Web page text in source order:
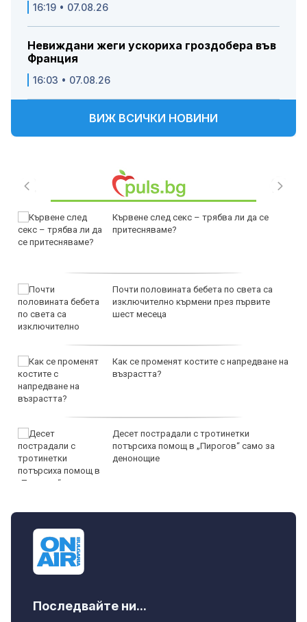
16:19 • 07.08.26
Невиждани жеги ускориха гроздобера във
Франция
16:03 • 07.08.26
ВИЖ ВСИЧКИ НОВИНИ
Кървене след секс – трябва ли да се
притесняваме?
Почти половината бебета по света са
изключително кърмени през първите
шест месеца
Как се променят костите с напредване на
възрастта?
Десет пострадали с тротинетки
потърсиха помощ в „Пирогов“ само за
денонощие
Последвайте ни...